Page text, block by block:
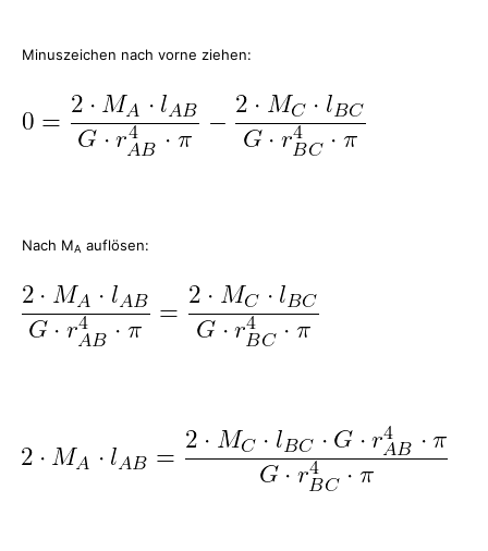
Minuszeichen nach vorne ziehen:
Nach MA auflösen: